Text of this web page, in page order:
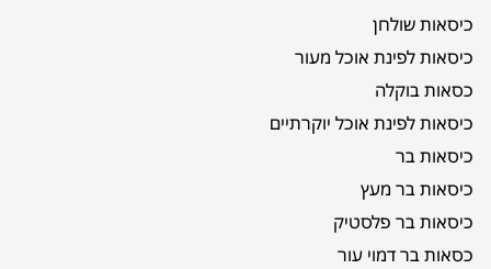
כיסאות שולחן
כיסאות לפינת אוכל מעור
כסאות בוקלה
כיסאות לפינת אוכל יוקרתיים
כיסאות בר
כיסאות בר מעץ
כיסאות בר פלסטיק
כסאות בר דמוי עור